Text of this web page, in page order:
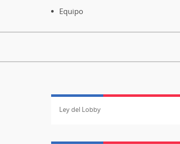
Equipo
Ley del Lobby